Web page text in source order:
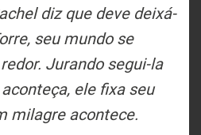
diz que deve deixá-
seu mundo se
Jurando segui-la
ele fixa seu
milagre acontece.